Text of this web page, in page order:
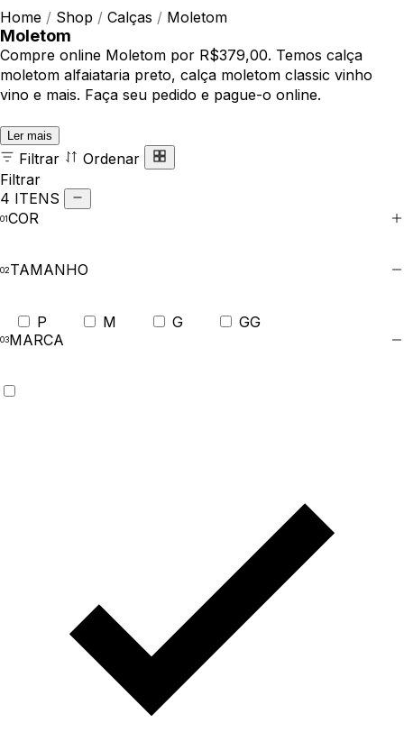
Home / Shop / Calças / Moletom
Moletom
Compre online Moletom por R$379,00. Temos calça
moletom alfaiataria preto, calça moletom classic vinho
vino e mais. Faça seu pedido e pague-o online.
Ler mais
Filtrar
Ordenar
Filtrar
4 ITENS
COR
TAMANHO
P M G
GG
MARCA